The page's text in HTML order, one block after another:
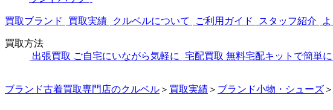
買取ブランド 買取実績 クルベルについて ご利用ガイド スタッフ紹介
買取方法
出張買取 ご自宅にいながら気軽に 宅配買取 無料宅配キットで簡単に
ブランド古着買取専門店のクルベル ＞ 買取実績 ＞ ブランド小物・シューズ ＞